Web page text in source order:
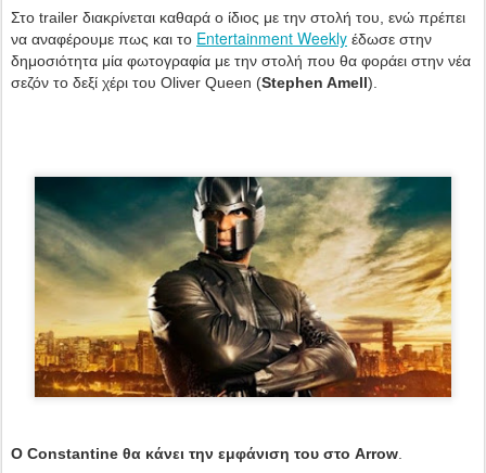
Στο trailer διακρίνεται καθαρά ο ίδιος με την στολή του, ενώ πρέπει
να αναφέρουμε πως και το Entertainment Weekly έδωσε στην
δημοσιότητα μία φωτογραφία με την στολή που θα φοράει στην νέα
σεζόν το δεξί χέρι του Oliver Queen (Stephen Amell).
Ο Constantine θα κάνει την εμφάνιση του στο Arrow